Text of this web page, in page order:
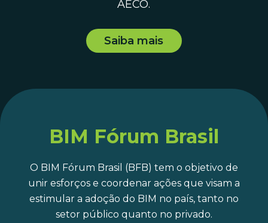
AECO.
Saiba mais
BIM Fórum Brasil
O BIM Fórum Brasil (BFB) tem o objetivo de
unir esforços e coordenar ações que visam a
estimular a adoção do BIM no país, tanto no
setor público quanto no privado.